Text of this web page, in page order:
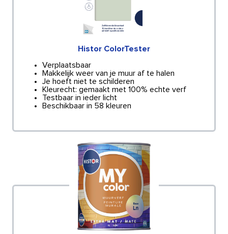
Histor ColorTester
Verplaatsbaar
Makkelijk weer van je muur af te halen
Je hoeft niet te schilderen
Kleurecht: gemaakt met 100% echte verf
Testbaar in ieder licht
Beschikbaar in 58 kleuren